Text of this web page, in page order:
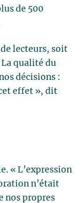
de 500
lecteurs, soit
qualité du
décisions :
effet », dit
« L’expression
n’était
nos propres